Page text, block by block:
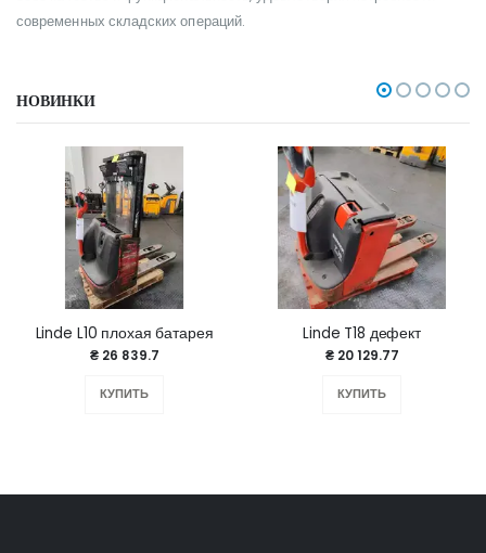
современных складских операций.
НОВИНКИ
Linde L10 плохая батарея
₴ 26 839.7
КУПИТЬ
Linde T18 дефект
₴ 20 129.77
КУПИТЬ